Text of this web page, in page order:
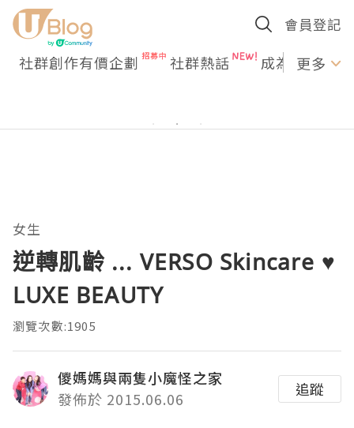
會員登記
社群創作有價企劃 社群熱話 成為U更多
女生
逆轉肌齡 ... VERSO Skincare ♥
LUXE BEAUTY
瀏覽次數:1905
儍媽媽與兩隻小魔怪之家
發佈於 2015.06.06
追蹤